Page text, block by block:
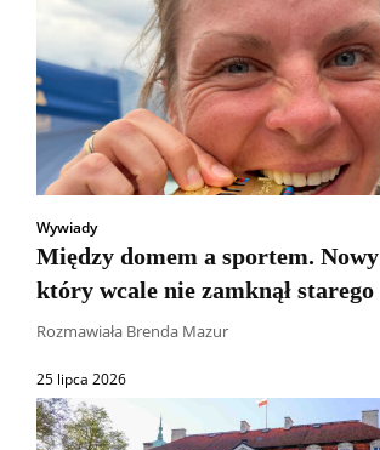
Wywiady
Między domem a sportem.
który wcale nie zamknął starego
Rozmawiała Brenda Mazur
25 lipca 2026